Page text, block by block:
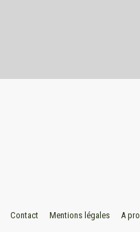
Contact Mentions légales A